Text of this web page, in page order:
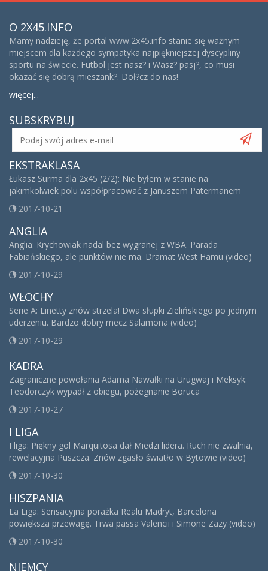
O 2X45.INFO
Mamy nadzieję, że portal www.2x45.info stanie się ważnym
miejscem dla każdego sympatyka najpiękniejszej dyscypliny
sportu na świecie. Futbol jest nasz? i Wasz? pasj?, co musi
okazać się dobrą mieszank?. Doł?cz do nas!
więcej...
SUBSKRYBUJ
EKSTRAKLASA
Łukasz Surma dla 2x45 (2/2): Nie byłem w stanie na
jakimkolwiek polu współpracować z Januszem Patermanem
2017-10-21
ANGLIA
Anglia: Krychowiak nadal bez wygranej z WBA. Parada
Fabiańskiego, ale punktów nie ma. Dramat West Hamu (video)
2017-10-29
WŁOCHY
Serie A: Linetty znów strzela! Dwa słupki Zielińskiego po jednym
uderzeniu. Bardzo dobry mecz Salamona (video)
2017-10-29
KADRA
Zagraniczne powołania Adama Nawałki na Urugwaj i Meksyk.
Teodorczyk wypadł z obiegu, pożegnanie Boruca
2017-10-27
I LIGA
I liga: Piękny gol Marquitosa dał Miedzi lidera. Ruch nie zwalnia,
rewelacyjna Puszcza. Znów zgasło światło w Bytowie (video)
2017-10-30
HISZPANIA
La Liga: Sensacyjna porażka Realu Madryt, Barcelona
powiększa przewagę. Trwa passa Valencii i Simone Zazy (video)
2017-10-30
NIEMCY